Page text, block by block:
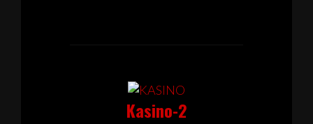
Kasino-2